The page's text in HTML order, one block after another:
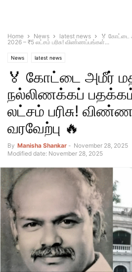
Home News latest news
🏅 கோட்டை
2026 – ₹5 லட்சம் பரிசு! விண்ணப்பங்கள்...
News latest news
🏅 கோட்டை அமீர்
நல்லிணக்கப்
லட்சம் பரிசு!
வரவேற்பு 🔥
By Manisha Shankar - November 28, 2025
Modified date: November 28, 2025